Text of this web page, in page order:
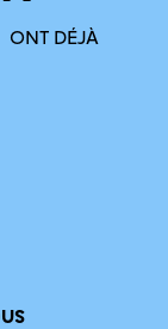
ONT DÉJÀ